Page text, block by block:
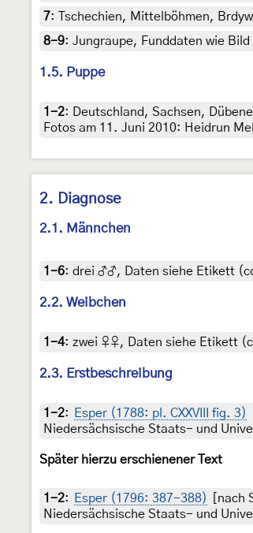
7: Tschechien, Mittelböhmen,
8-9: Jungraupe, Funddaten wie
1.5. Puppe
1-2: Deutschland, Sachsen,
Fotos am 11. Juni 2010: Heidrun
2. Diagnose
2.1. Männchen
1-6: drei ♂♂, Daten siehe Etikett
2.2. Weibchen
1-4: zwei ♀♀, Daten siehe Etikett
2.3. Erstbeschreibung
1-2: Esper (1788: pl. CXXVIII fig. 3)
Niedersächsische Staats- und
Später hierzu erschienener Text
1-2: Esper (1796: 387-388) [nach
Niedersächsische Staats- und